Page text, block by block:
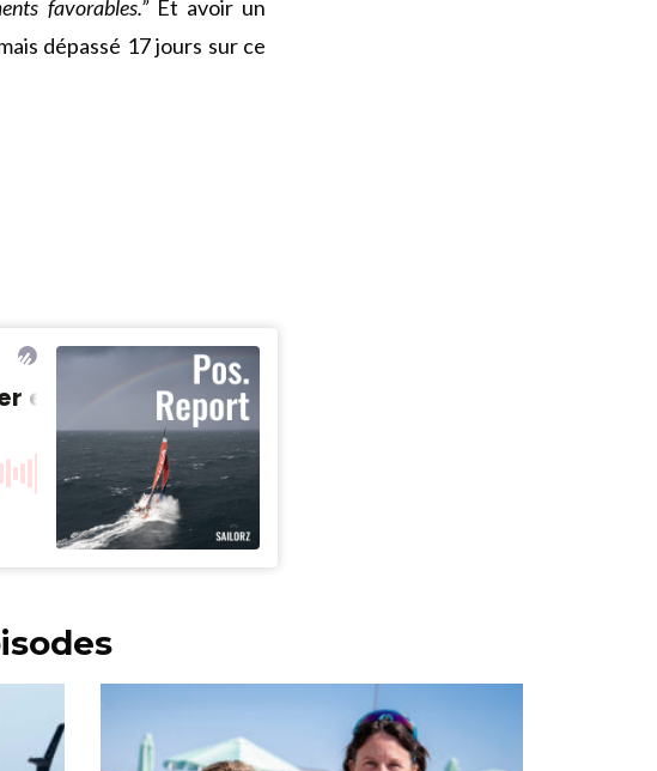
favorables.”Et avoir un
dépassé 17 jours sur ce